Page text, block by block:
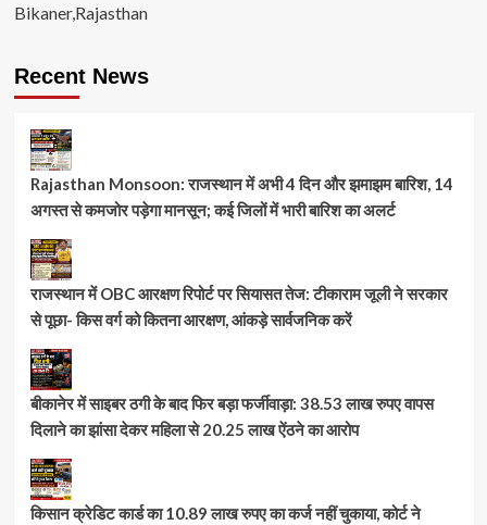
Bikaner,Rajasthan
Recent News
Rajasthan Monsoon: राजस्थान में अभी 4 दिन और झमाझम बारिश, 14
अगस्त से कमजोर पड़ेगा मानसून; कई जिलों में भारी बारिश का अलर्ट
राजस्थान में OBC आरक्षण रिपोर्ट पर सियासत तेज: टीकाराम जूली ने सरकार
से पूछा- किस वर्ग को कितना आरक्षण, आंकड़े सार्वजनिक करें
बीकानेर में साइबर ठगी के बाद फिर बड़ा फर्जीवाड़ा: 38.53 लाख रुपए वापस
दिलाने का झांसा देकर महिला से 20.25 लाख ऐंठने का आरोप
किसान क्रेडिट कार्ड का 10.89 लाख रुपए का कर्ज नहीं चुकाया, कोर्ट ने